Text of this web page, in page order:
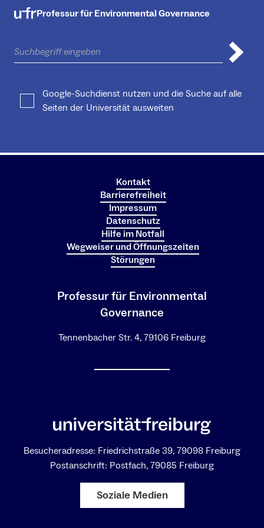
Professur für Environmental Governance
Google-Suchdienst nutzen und die Suche auf alle
Seiten der Universität ausweiten
Kontakt
Barrierefreiheit
Impressum
Datenschutz
Hilfe im Notfall
Wegweiser und Öffnungszeiten
Störungen
Professur für Environmental
Governance
Tennenbacher Str. 4, 79106 Freiburg
Besucheradresse: Friedrichstraße 39, 79098 Freiburg
Postanschrift: Postfach, 79085 Freiburg
Soziale Medien